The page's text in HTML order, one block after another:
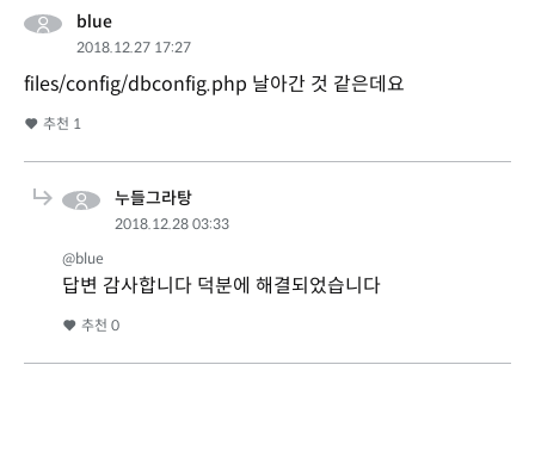
blue
2018.12.27 17:27
files/config/dbconfig.php 날아간 것 같은데요
추천 1
누들그라탕
2018.12.28 03:33
@blue
답변 감사합니다 덕분에 해결되었습니다
추천 0